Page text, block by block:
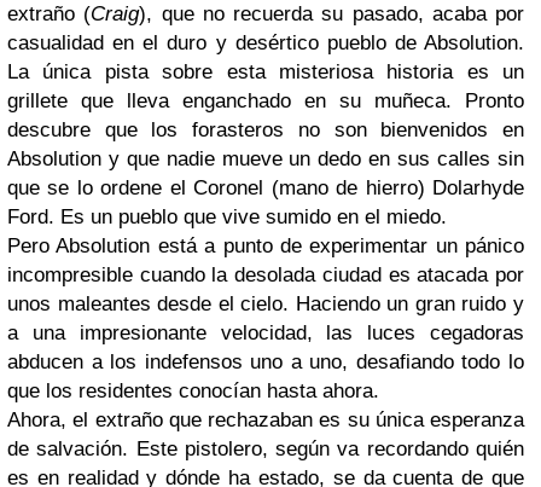
extraño (Craig), que no recuerda su pasado, acaba por
casualidad en el duro y desértico pueblo de Absolution.
La única pista sobre esta misteriosa historia es un
grillete que lleva enganchado en su muñeca. Pronto
descubre que los forasteros no son bienvenidos en
Absolution y que nadie mueve un dedo en sus calles sin
que se lo ordene el Coronel (mano de hierro) Dolarhyde
Ford. Es un pueblo que vive sumido en el miedo.
Pero Absolution está a punto de experimentar un pánico
incompresible cuando la desolada ciudad es atacada por
unos maleantes desde el cielo. Haciendo un gran ruido y
a una impresionante velocidad, las luces cegadoras
abducen a los indefensos uno a uno, desafiando todo lo
que los residentes conocían hasta ahora.
Ahora, el extraño que rechazaban es su única esperanza
de salvación. Este pistolero, según va recordando quién
es en realidad y dónde ha estado, se da cuenta de que